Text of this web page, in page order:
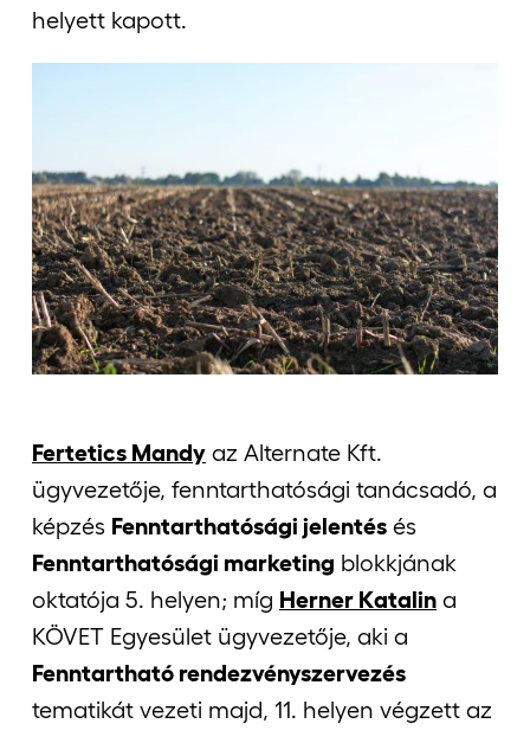
helyett kapott.
Fertetics Mandy az Alternate Kft.
ügyvezetője, fenntarthatósági tanácsadó, a
képzés Fenntarthatósági jelentés és
Fenntarthatósági marketing blokkjának
oktatója 5. helyen; míg Herner Katalin a
KÖVET Egyesület ügyvezetője, aki a
Fenntartható rendezvényszervezés
tematikát vezeti majd, 11. helyen végzett az